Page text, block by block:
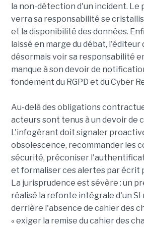
la non-détection d'un incident. Le
verra sa responsabilité se
et la disponibilité des données.
laissé en marge du débat, l'éditeur
désormais voir sa responsabilité
manque à son devoir de
fondement du RGPD et du Cyber
Au-delà des obligations
acteurs sont tenus à un devoir de
L'infogérant doit signaler
obsolescence, recommander les
sécurité, préconiser
et formaliser ces alertes par écrit
La jurisprudence est sévère : un
réalisé la refonte intégrale d'un
derrière l'absence de cahier des
« exiger la remise du cahier des